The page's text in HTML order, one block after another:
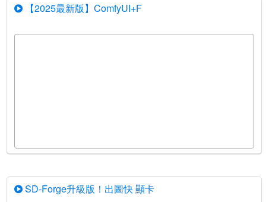
【2025最新版】ComfyUI+F
SD-Forge升級版！出圖快 顯卡